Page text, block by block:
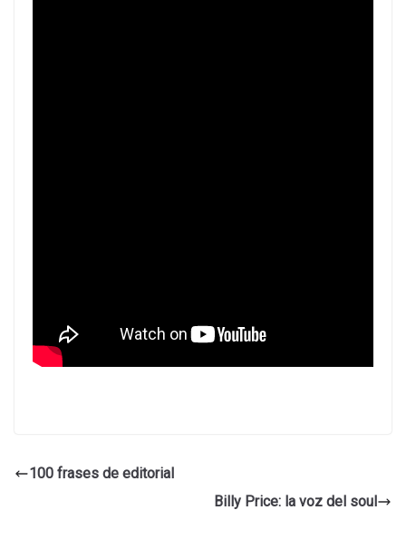
100 frases de editorial
Billy Price: la voz del soul